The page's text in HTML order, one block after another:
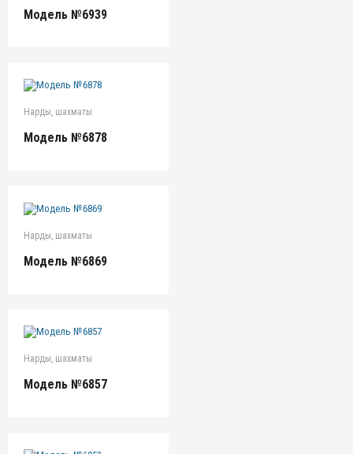
Модель №6939
Нарды, шахматы
Модель №6878
Нарды, шахматы
Модель №6869
Нарды, шахматы
Модель №6857